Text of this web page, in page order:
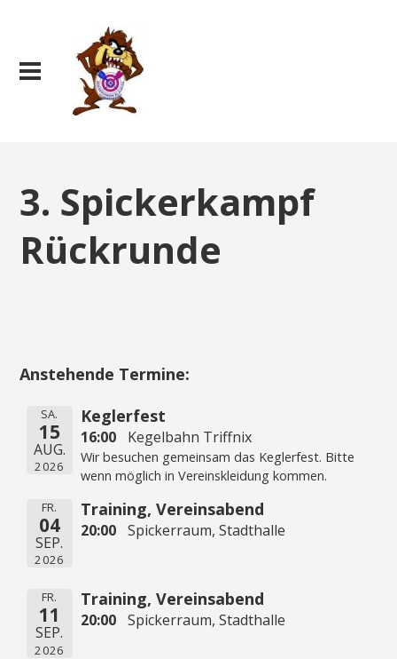
3. Spickerkampf
Rückrunde
Anstehende Termine:
SA.
15
AUG.
2026
Keglerfest
16:00 Kegelbahn Triffnix
Wir besuchen gemeinsam das Keglerfest. Bitte
wenn möglich in Vereinskleidung kommen.
FR.
04
SEP.
2026
Training, Vereinsabend
20:00 Spickerraum, Stadthalle
FR.
11
SEP.
2026
Training, Vereinsabend
20:00 Spickerraum, Stadthalle